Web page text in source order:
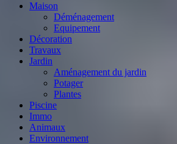
Maison
Déménagement
Equipement
Décoration
Travaux
Jardin
Aménagement du jardin
Potager
Plantes
Piscine
Immo
Animaux
Environnement